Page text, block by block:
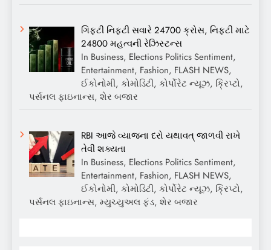
ગિફ્ટી નિફ્ટી સવારે 24700 ક્રોસ, નિફ્ટી માટે
24800 મહત્વની રેઝિસ્ટન્સ
In Business, Elections Politics Sentiment,
Entertainment, Fashion, FLASH NEWS,
ઈકોનોમી, કોમોડિટી, કોર્પોરેટ ન્યૂઝ, ક્રિપ્ટો,
પર્સનલ ફાઇનાન્સ, શેર બજાર
RBI આજે વ્યાજના દરો યથાવત્ જાળવી રાખે
તેવી શક્યતા
In Business, Elections Politics Sentiment,
Entertainment, Fashion, FLASH NEWS,
ઈકોનોમી, કોમોડિટી, કોર્પોરેટ ન્યૂઝ, ક્રિપ્ટો,
પર્સનલ ફાઇનાન્સ, મ્યુચ્યુઅલ ફંડ, શેર બજાર